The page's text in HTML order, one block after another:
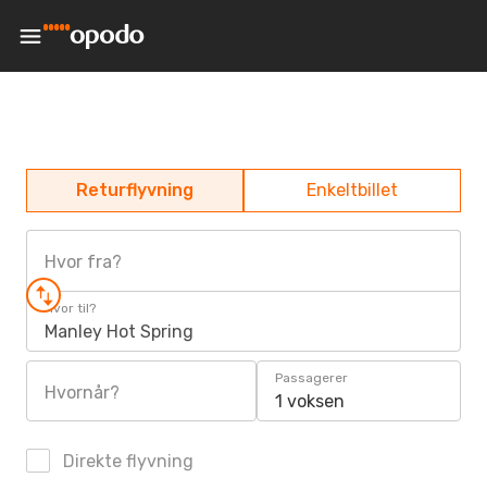
Returflyvning Enkeltbillet
Hvor fra?
Hvor til?
Manley Hot Spring
Hvornår?
Passagerer
1 voksen
Direkte flyvning